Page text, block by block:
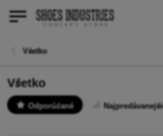
Všetko
Všetko
Odporúčané